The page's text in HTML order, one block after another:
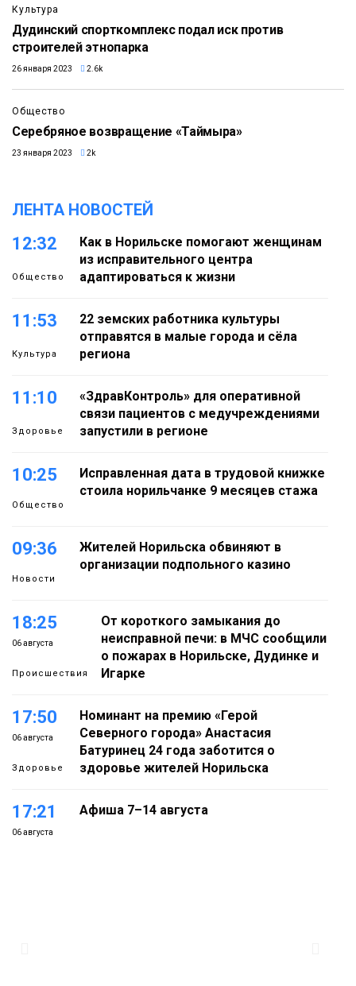
Культура
Дудинский спорткомплекс подал иск против
строителей этнопарка
26 января 2023 2.6k
Общество
Серебряное возвращение «Таймыра»
23 января 2023 2k
ЛЕНТА НОВОСТЕЙ
12:32
Общество
Как в Норильске помогают женщинам
из исправительного центра
адаптироваться к жизни
11:53
Культура
22 земских работника культуры
отправятся в малые города и сёла
региона
11:10
Здоровье
«ЗдравКонтроль» для оперативной
связи пациентов с медучреждениями
запустили в регионе
10:25
Общество
Исправленная дата в трудовой книжке
стоила норильчанке 9 месяцев стажа
09:36
Новости
Жителей Норильска обвиняют в
организации подпольного казино
18:25
06 августа
Происшествия
От короткого замыкания до
неисправной печи: в МЧС сообщили
о пожарах в Норильске, Дудинке и
Игарке
17:50
06 августа
Здоровье
Номинант на премию «Герой
Северного города» Анастасия
Батуринец 24 года заботится о
здоровье жителей Норильска
17:21
06 августа
Афиша 7–14 августа